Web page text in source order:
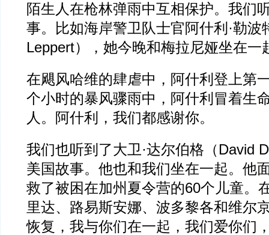
陌生人在枪林弹雨中互相保护。我们
事。比如海岸警卫队士官阿什利·勒波
Leppert），她今晚和梅拉尼娅坐在一
在飓风哈维的肆虐中，阿什利登上第
个小时的暴风骤雨中，阿什利冒着生
人。阿什利，我们都感谢你。
我们也听到了大卫·达尔伯格（David
美国故事。他也和我们坐在一起。他
救了被困在加州夏令营的60个儿童。
里达、路易斯安娜、波多黎各和维尔
恢复，我与你们在一起，我们爱你们